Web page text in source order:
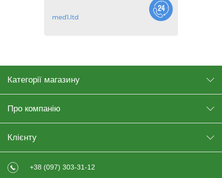
Категорії магазину
Про компанію
Клієнту
+38 (097) 303-31-12